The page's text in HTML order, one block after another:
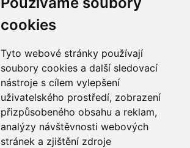
cookies
Tyto webové stránky používají
soubory cookies a další sledovací
nástroje s cílem vylepšení
uživatelského prostředí, zobrazení
přizpůsobeného obsahu a reklam,
analýzy návštěvnosti webových
stránek a zjištění zdroje